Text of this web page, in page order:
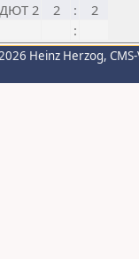
2 2 :
2
:
Heinz Herzog,